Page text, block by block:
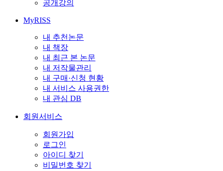
공개강의
MyRISS
내 추천논문
내 책장
내 최근 본 논문
내 저작물관리
내 구매·신청 현황
내 서비스 사용권한
내 관심 DB
회원서비스
회원가입
로그인
아이디 찾기
비밀번호 찾기